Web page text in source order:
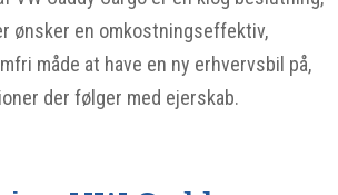
ønsker en omkostningseffektiv,
måde at have en ny erhvervsbil på,
der følger med ejerskab.